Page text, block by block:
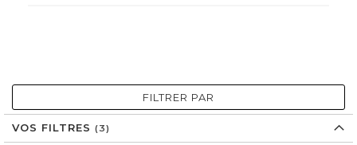
FILTRER PAR
VOS FILTRES